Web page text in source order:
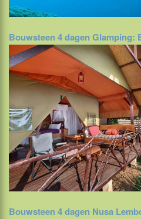
Bouwsteen 4 dagen Glamping:
Bouwsteen 4 dagen Nusa